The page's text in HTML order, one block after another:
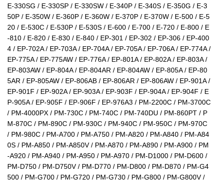
E-330SG / E-330SP / E-330SW / E-340P / E-340S / E-350G / E-3
50P / E-350W / E-360P / E-360W / E-370P / E-370W / E-500 / E-5
20 / E-530C / E-530P / E-530S / E-600 / E-700 / E-720 / E-800 / E
-810 / E-820 / E-830 / E-840 / EP-301 / EP-302 / EP-306 / EP-400
4 / EP-702A / EP-703A / EP-704A / EP-705A / EP-706A / EP-774A /
EP-775A / EP-775AW / EP-776A / EP-801A / EP-802A / EP-803A /
EP-803AW / EP-804A / EP-804AR / EP-804AW / EP-805A / EP-80
5AR / EP-805AW / EP-806AB / EP-806AR / EP-806AW / EP-901A /
EP-901F / EP-902A / EP-903A / EP-903F / EP-904A / EP-904F / E
P-905A / EP-905F / EP-906F / EP-976A3 / PM-2200C / PM-3700C
/ PM-4000PX / PM-730C / PM-740C / PM-740DU / PM-860PT / P
M-870C / PM-890C / PM-930C / PM-940C / PM-950C / PM-970C
/ PM-980C / PM-A700 / PM-A750 / PM-A820 / PM-A840 / PM-A84
0S / PM-A850 / PM-A850V / PM-A870 / PM-A890 / PM-A900 / PM
-A920 / PM-A940 / PM-A950 / PM-A970 / PM-D1000 / PM-D600 /
PM-D750 / PM-D750V / PM-D770 / PM-D800 / PM-D870 / PM-G4
500 / PM-G700 / PM-G720 / PM-G730 / PM-G800 / PM-G800V /